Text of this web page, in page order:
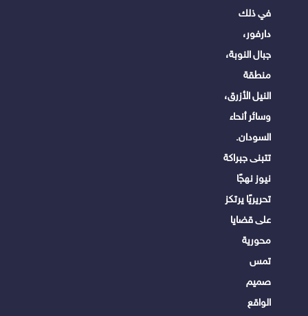
في ذلك
دارفور،
جبال النوبة،
منطقة
النيل الأزرق،
وسائر أنحاء
السودان.
تتبنى جبراكة
نيوز نهجًا
تحريريًا يرتكز
على قضايا
محورية
تمس
صميم
الواقع